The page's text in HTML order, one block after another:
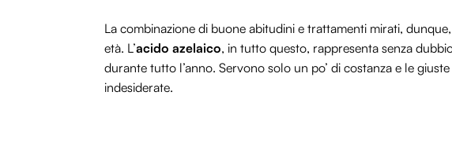
La combinazione di buone abitudini e trattamenti mirati,
età. L’acido azelaico, in tutto questo, rappresenta senza
durante tutto l’anno. Servono solo un po’ di costanza e le
indesiderate.